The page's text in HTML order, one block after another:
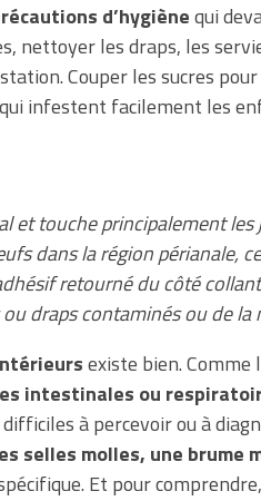
d’hygiènequi
nettoyer les draps, les
Couper les sucres
qui infestent facilement les
et touche principalement
dans la région périanale,
retourné du côté
draps contaminés ou de la
existe bien.
intestinales ou
à percevoir ou à
selles molles, une brume
Et pour